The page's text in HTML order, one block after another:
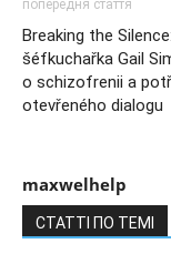
попередня стаття
Breaking the
šéfkuchařka Gail
o schizofrenii a
otevřeného dialogu
maxwelhelp
СТАТТІ ПО ТЕМІ